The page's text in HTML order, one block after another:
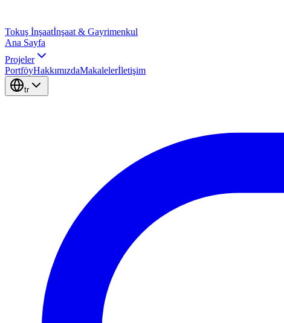
Tokuş İnşaatİnşaat & Gayrimenkul
Ana Sayfa
Projeler
PortföyHakkımızdaMakalelerİletişim
tr